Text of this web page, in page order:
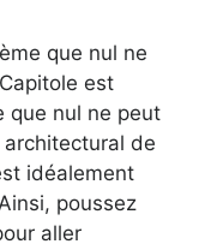
que nul ne
est
que nul ne peut
de
idéalement
poussez
aller